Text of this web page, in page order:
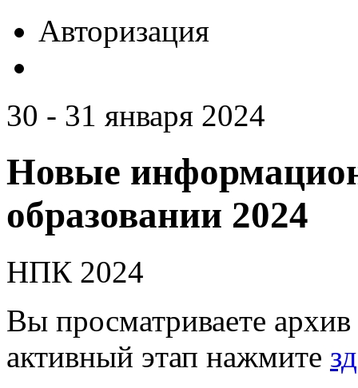
Авторизация
30 - 31 января 2024
Новые
образовании 2024
НПК 2024
Вы просматриваете
активный этап нажмите